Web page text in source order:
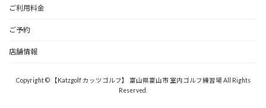
ご利用料金
ご予約
店舗情報
Copyright © 【Katzgolf カッツゴルフ】 富山県富山市 室内ゴルフ練習場 All Rights
Reserved.